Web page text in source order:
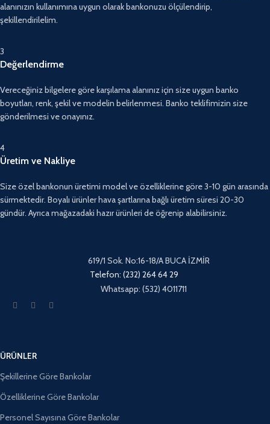
alanınızın kullanımına uygun olarak bankonuzu ölçülendirip,
şekillendirilelim.
3
Değerlendirme
Vereceğiniz bilgelere göre karşılama alanınız için size uygun banko
boyutları, renk, şekil ve modelin belirlenmesi. Banko teklifimizin size
gönderilmesi ve onayınız.
4
Üretim ve Nakliye
Size özel bankonun üretimi model ve özelliklerine göre 3-10 gün arasında
sürmektedir. Boyalı ürünler hava şartlarına bağlı üretim süresi 20-30
gündür. Ayrıca mağazadaki hazır ürünleri de öğrenip alabilirsiniz.
619/1 Sok. No:16-18/A BUCA İZMİR
Telefon: (232) 264 64 29
Whatsapp: (532) 4011711
ÜRÜNLER
Şekillerine Göre Bankolar
Özelliklerine Göre Bankolar
Personel Sayısına Göre Bankolar